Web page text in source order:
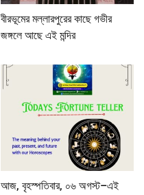
বীরভূমের মল্লারপুরের কাছে গভীর
জঙ্গলে আছে এই মন্দির
আজ, বৃহস্পতিবার, ০৬ অগস্ট–এই